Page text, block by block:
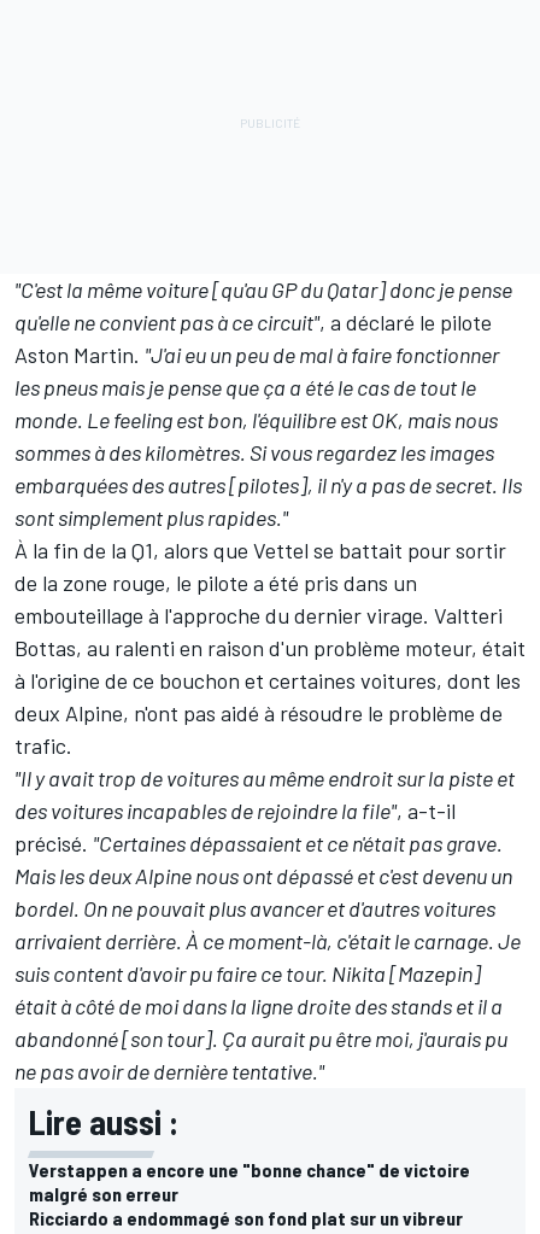
"C'est la même voiture [qu'au GP du Qatar] donc je pense
qu'elle ne convient pas à ce circuit", a déclaré le pilote
Aston Martin. "J'ai eu un peu de mal à faire fonctionner
les pneus mais je pense que ça a été le cas de tout le
monde. Le feeling est bon, l'équilibre est OK, mais nous
sommes à des kilomètres. Si vous regardez les images
embarquées des autres [pilotes], il n'y a pas de secret. Ils
sont simplement plus rapides."
À la fin de la Q1, alors que Vettel se battait pour sortir
de la zone rouge, le pilote a été pris dans un
embouteillage à l'approche du dernier virage. Valtteri
Bottas, au ralenti en raison d'un problème moteur, était
à l'origine de ce bouchon et certaines voitures, dont les
deux Alpine, n'ont pas aidé à résoudre le problème de
trafic.
"Il y avait trop de voitures au même endroit sur la piste et
des voitures incapables de rejoindre la file", a-t-il
précisé. "Certaines dépassaient et ce n'était pas grave.
Mais les deux Alpine nous ont dépassé et c'est devenu un
bordel. On ne pouvait plus avancer et d'autres voitures
arrivaient derrière. À ce moment-là, c'était le carnage. Je
suis content d'avoir pu faire ce tour. Nikita [Mazepin]
était à côté de moi dans la ligne droite des stands et il a
abandonné [son tour]. Ça aurait pu être moi, j'aurais pu
ne pas avoir de dernière tentative."
Lire aussi :
Verstappen a encore une "bonne chance" de victoire
malgré son erreur
Ricciardo a endommagé son fond plat sur un vibreur